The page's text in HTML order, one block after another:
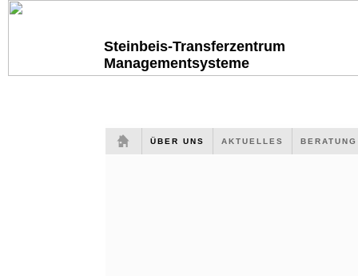
Steinbeis-Transferzentrum
Managementsysteme
ÜBER UNS AKTUELLES